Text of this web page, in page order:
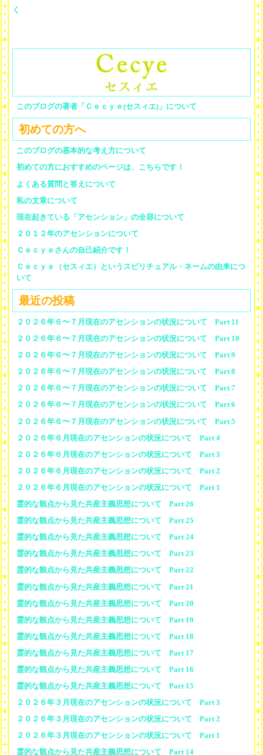
く
このブログの著者「Ｃｅｃｙｅ(セスィエ)」について
初めての方へ
このブログの基本的な考え方について
初めての方におすすめのページは、こちらです！
よくある質問と答えについて
私の文章について
現在起きている「アセンション」の全容について
２０１２年のアセンションについて
Ｃｅｃｙｅさんの自己紹介です！
Ｃｅｃｙｅ（セスィエ）というスピリチュアル・ネームの由来につ
いて
最近の投稿
２０２６年６〜７月現在のアセンションの状況について Part 11
２０２６年６〜７月現在のアセンションの状況について Part 10
２０２６年６〜７月現在のアセンションの状況について Part 9
２０２６年６〜７月現在のアセンションの状況について Part 8
２０２６年６〜７月現在のアセンションの状況について Part 7
２０２６年６〜７月現在のアセンションの状況について Part 6
２０２６年６〜７月現在のアセンションの状況について Part 5
２０２６年６月現在のアセンションの状況について Part 4
２０２６年６月現在のアセンションの状況について Part 3
２０２６年６月現在のアセンションの状況について Part 2
２０２６年６月現在のアセンションの状況について Part 1
霊的な観点から見た共産主義思想について Part 26
霊的な観点から見た共産主義思想について Part 25
霊的な観点から見た共産主義思想について Part 24
霊的な観点から見た共産主義思想について Part 23
霊的な観点から見た共産主義思想について Part 22
霊的な観点から見た共産主義思想について Part 21
霊的な観点から見た共産主義思想について Part 20
霊的な観点から見た共産主義思想について Part 19
霊的な観点から見た共産主義思想について Part 18
霊的な観点から見た共産主義思想について Part 17
霊的な観点から見た共産主義思想について Part 16
霊的な観点から見た共産主義思想について Part 15
２０２６年３月現在のアセンションの状況について Part 3
２０２６年３月現在のアセンションの状況について Part 2
２０２６年３月現在のアセンションの状況について Part 1
霊的な観点から見た共産主義思想について Part 14